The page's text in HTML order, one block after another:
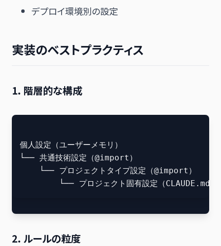
デプロイ環境別の設定
実装のベストプラクティス
1. 階層的な構成
個人設定（ユーザーメモリ）
└── 共通技術設定（@import）
    └── プロジェクトタイプ設定（@import）
2. ルールの粒度